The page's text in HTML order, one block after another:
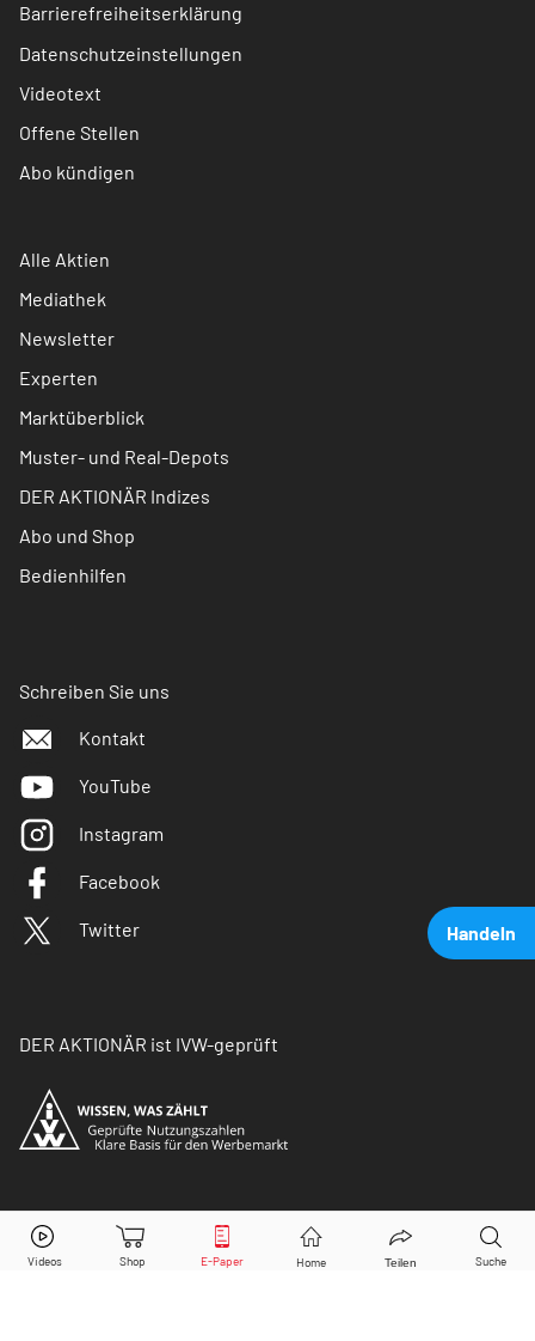
Handeln
Deutsche BankAktie jetzt handeln?
Barrierefreiheitserklärung
Datenschutzeinstellungen
Videotext
Offene Stellen
Abo kündigen
Alle Aktien
Mediathek
Newsletter
Experten
Marktüberblick
Muster- und Real-Depots
DER AKTIONÄR Indizes
Abo und Shop
Bedienhilfen
Schreiben Sie uns
Kontakt
YouTube
Instagram
Facebook
Twitter
DER AKTIONÄR ist IVW-geprüft
© Copyright 2026 Börsenmedien AG. Alle Rechte